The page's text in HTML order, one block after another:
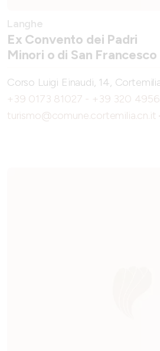
Langhe
Ex Convento dei Padri
Minori o di San Francesco
Corso Luigi Einaudi, 14,
+39 0173 81027 - +39 320
turismo@comune.cortemilia.cn.it